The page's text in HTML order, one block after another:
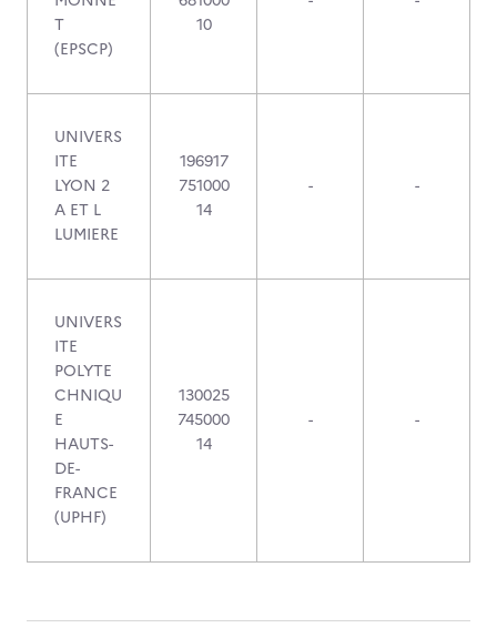
T
(EPSCP)
10
UNIVERS
ITE
LYON 2
A ET L
LUMIERE
196917
751000
14
- -
UNIVERS
ITE
POLYTE
CHNIQU
E
HAUTS-
DE-
FRANCE
(UPHF)
130025
745000
14
- -